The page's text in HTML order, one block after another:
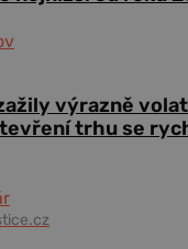
výrazně
trhu se